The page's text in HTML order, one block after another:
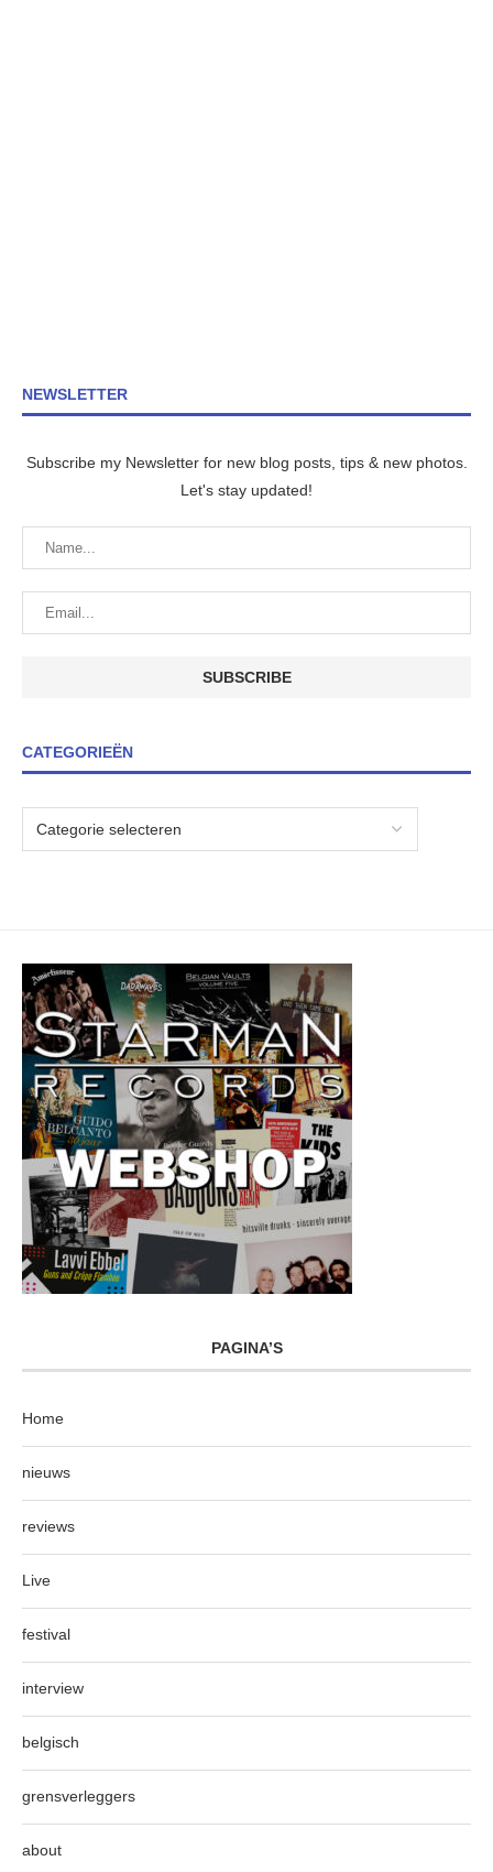
NEWSLETTER
Subscribe my Newsletter for new blog posts, tips & new photos.
Let's stay updated!
CATEGORIEËN
PAGINA’S
Home
nieuws
reviews
Live
festival
interview
belgisch
grensverleggers
about